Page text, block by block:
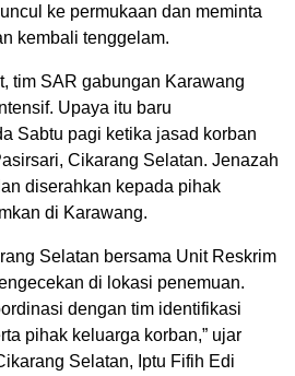
ke permukaan dan meminta
kembali tenggelam.
tim SAR gabungan Karawang
Upaya itu baru
Sabtu pagi ketika jasad korban
Cikarang Selatan. Jenazah
diserahkan kepada pihak
di Karawang.
Selatan bersama Unit Reskrim
di lokasi penemuan.
dengan tim identifikasi
pihak keluarga korban,” ujar
Selatan, Iptu Fifih Edi